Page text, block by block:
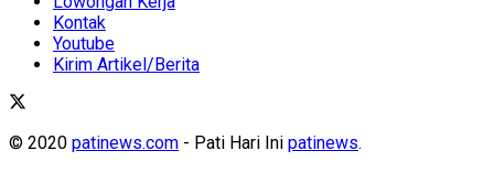
Kontak
Youtube
Kirim Artikel/Berita
© 2020 patinews.com - Pati Hari Ini patinews.